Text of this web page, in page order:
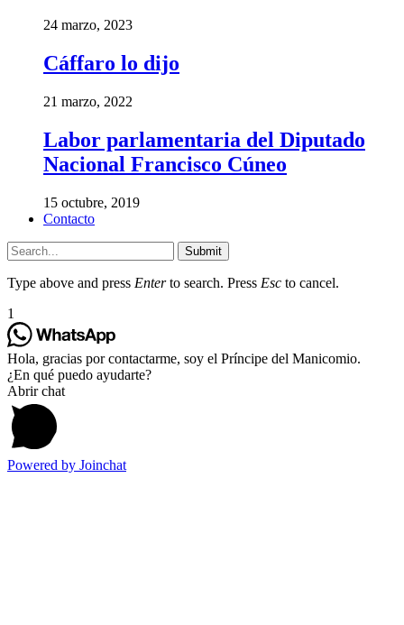
24 marzo, 2023
Cáffaro lo dijo
21 marzo, 2022
Labor parlamentaria del Diputado
Nacional Francisco Cúneo
15 octubre, 2019
Contacto
Submit
Type above and press Enterto search. Press Esc to cancel.
1
Hola, gracias por contactarme, soy el Príncipe del Manicomio.
¿En qué puedo ayudarte?
Abrir chat
Powered by Joinchat